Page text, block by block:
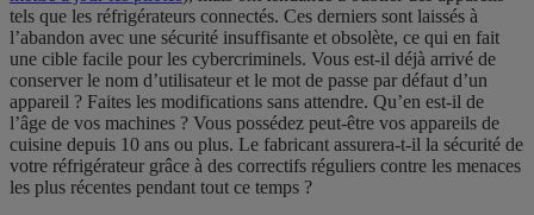
tels que les réfrigérateurs connectés. Ces derniers sont laissés à
l’abandon avec une sécurité insuffisante et obsolète, ce qui en fait
une cible facile pour les cybercriminels. Vous est-il déjà arrivé de
conserver le nom d’utilisateur et le mot de passe par défaut d’un
appareil ? Faites les modifications sans attendre. Qu’en est-il de
l’âge de vos machines ? Vous possédez peut-être vos appareils de
cuisine depuis 10 ans ou plus. Le fabricant assurera-t-il la sécurité de
votre réfrigérateur grâce à des correctifs réguliers contre les menaces
les plus récentes pendant tout ce temps ?